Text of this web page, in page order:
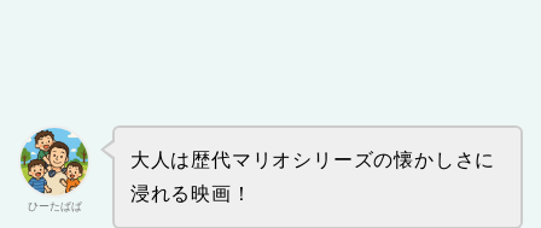
ひーたぱぱ
大人は歴代マリオシリーズの懐かしさに
浸れる映画！